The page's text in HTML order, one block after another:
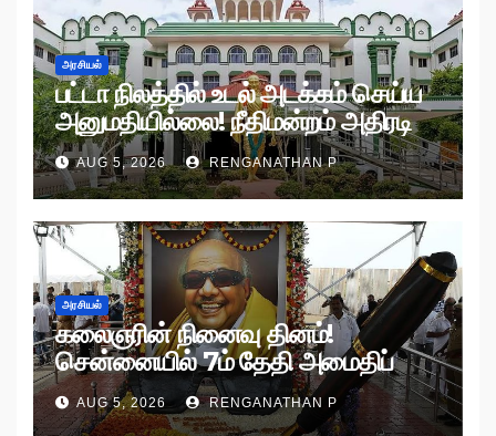
அரசியல்
பட்டா நிலத்தில் உடல் அடக்கம் செய்ய
அனுமதியில்லை! நீதிமன்றம் அதிரடி
உத்தரவு!
AUG 5, 2026 RENGANATHAN P
அரசியல்
கலைஞரின் நினைவு தினம்!
சென்னையில் 7ம் தேதி அமைதிப்
பேரணி!
AUG 5, 2026 RENGANATHAN P